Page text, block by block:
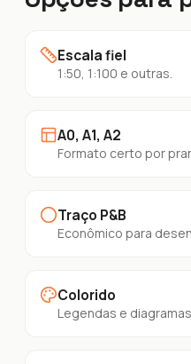
Escala fiel
1:50, 1:100 e outras.
A0, A1, A2
Formato certo por
Traço P&B
Econômico para
Colorido
Legendas e